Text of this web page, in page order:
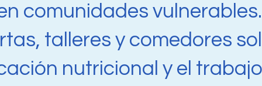
comunidades vulnerables.
talleres y comedores
nutricional y el